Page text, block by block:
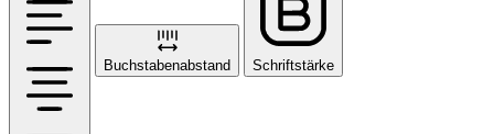
Buchstabenabstand Schriftstärke